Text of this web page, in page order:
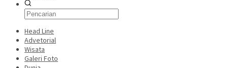
Head Line
Advetorial
Wisata
Galeri Foto